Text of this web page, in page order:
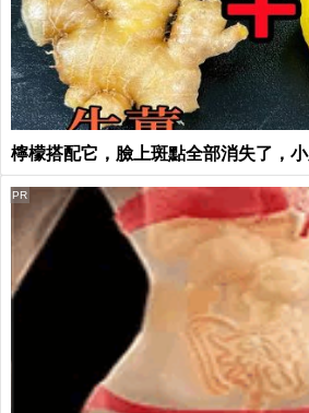
檸檬搭配它，臉上斑點全部消失了，
PR